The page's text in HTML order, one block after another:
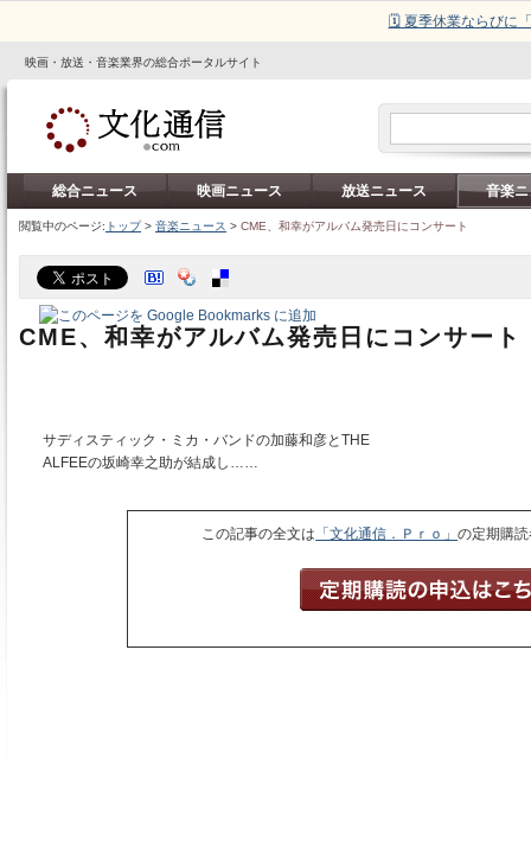
🗓️ 夏季休業ならびに
映画・放送・音楽業界の総合ポータルサイト
総合ニュース 映画ニュース 放送ニュース 音楽
閲覧中のページ: トップ> 音楽ニュース > CME、和幸がアルバム発売日にコンサート
CME、和幸がアルバム発売日にコンサート
サディスティック・ミカ・バンドの加藤和彦とTHE
ALFEEの坂崎幸之助が結成し……
この記事の全文は 「文化通信．Ｐｒｏ」の定期購